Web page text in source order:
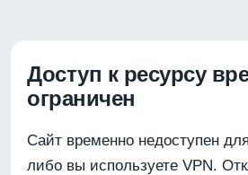
Доступ к ресурсу
ограничен
Сайт временно недоступен
либо вы используете VPN.